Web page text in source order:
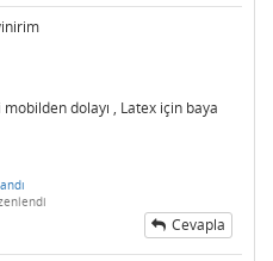
dolayı , Latex için baya
Cevapla